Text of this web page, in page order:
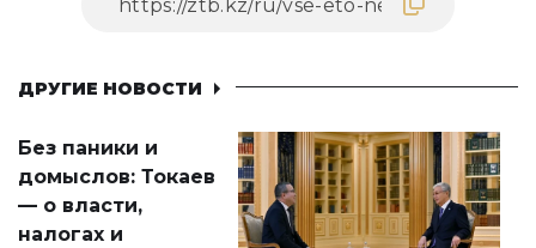
ДРУГИЕ НОВОСТИ
Без паники и
домыслов: Токаев
— о власти,
налогах и